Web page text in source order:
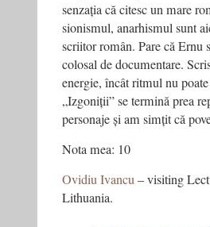
senzația că citesc un mare
sionismul, anarhismul sunt
scriitor român. Pare că Ernu
colosal de documentare.
energie, încât ritmul nu
„Izgoniții” se termină prea
personaje și am simțit că
Nota mea: 10
Ovidiu Ivancu– visiting
Lithuania.